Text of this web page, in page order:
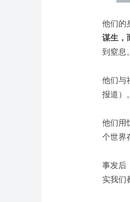
他们的
谋生，
到窒息。
他们与
报道）。
他们用
个世界
事发后
实我们